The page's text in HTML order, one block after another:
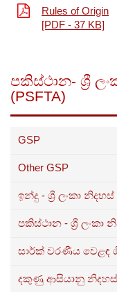
Rules of Origin
[PDF - 37 KB]
පකිස්ථාන- ශ්‍රී
(PSFTA)
GSP
Other GSP
ඉන්දු - ශ්‍රී ලංකා
පකිස්ථාන - ශ්‍රී ලංකා
සාර්ක් වරණීය වෙළඳ
දකුණු ආසියානු නිදහස්